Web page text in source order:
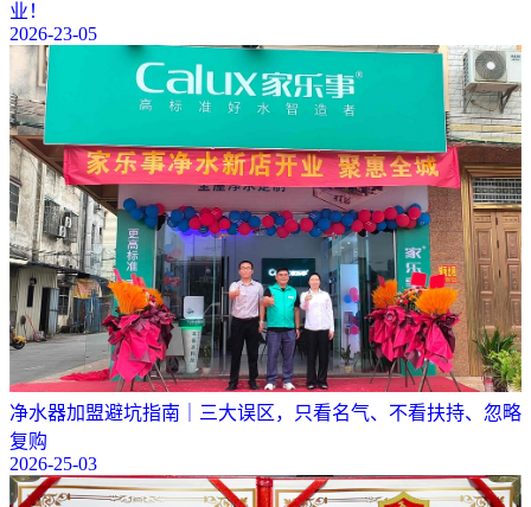
业！
2026-23-05
净水器加盟避坑指南｜三大误区，只看名气、不看扶持、忽略
复购
2026-25-03